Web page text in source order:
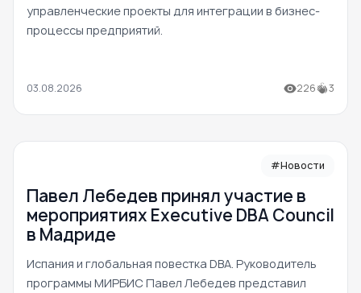
управленческие проекты для интеграции в бизнес-
процессы предприятий.
03.08.2026 226 3
#Новости
Павел Лебедев принял участие в
мероприятиях Executive DBA Council
в Мадриде
Испания и глобальная повестка DBA. Руководитель
программы МИРБИС Павел Лебедев представил